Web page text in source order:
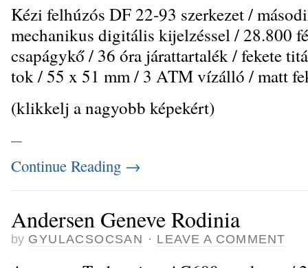
Kézi felhúzós DF 22-93 szerkezet /
mechanikus digitális kijelzéssel / 28.800
csapágykő / 36 óra járattartalék / fekete
tok / 55 x 51 mm / 3 ATM vízálló / matt
(klikkelj a nagyobb képekért)
Continue Reading →
Andersen Geneve Rodinia
by GYULACSOCSAN · LEAVE A COMMENT